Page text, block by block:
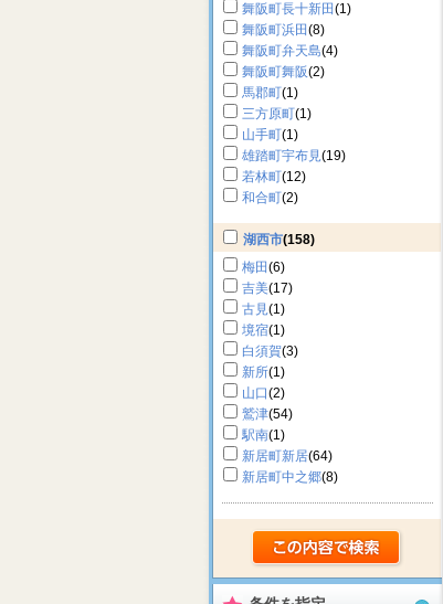
舞阪町長十新田(1)
舞阪町浜田(8)
舞阪町弁天島(4)
舞阪町舞阪(2)
馬郡町(1)
三方原町(1)
山手町(1)
雄踏町宇布見(19)
若林町(12)
和合町(2)
湖西市(158)
梅田(6)
吉美(17)
古見(1)
境宿(1)
白須賀(3)
新所(1)
山口(2)
鷲津(54)
駅南(1)
新居町新居(64)
新居町中之郷(8)